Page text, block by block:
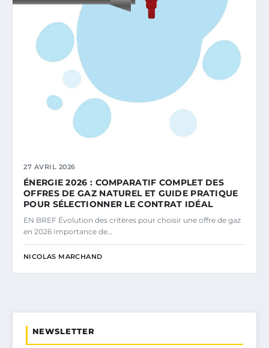
27 AVRIL 2026
ÉNERGIE 2026 : COMPARATIF COMPLET DES
OFFRES DE GAZ NATUREL ET GUIDE PRATIQUE
POUR SÉLECTIONNER LE CONTRAT IDÉAL
EN BREF Évolution des critères pour choisir une offre de gaz
en 2026 Importance de…
NICOLAS MARCHAND
NEWSLETTER